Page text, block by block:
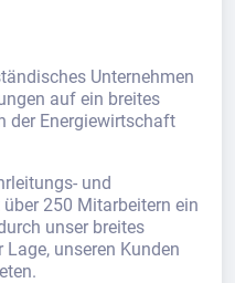
Unternehmen
auf ein breites
der Energiewirtschaft
und
250 Mitarbeitern ein
unser breites
unseren Kunden